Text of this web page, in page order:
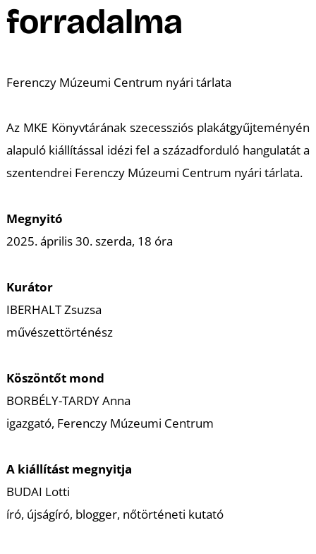
forradalma
Ferenczy Múzeumi Centrum nyári tárlata
Az MKE Könyvtárának szecessziós plakátgyűjteményén
alapuló kiállítással idézi fel a századforduló hangulatát a
szentendrei Ferenczy Múzeumi Centrum nyári tárlata.
Megnyitó
2025. április 30. szerda, 18 óra
Kurátor
IBERHALT Zsuzsa
művészettörténész
Köszöntőt mond
BORBÉLY-TARDY Anna
igazgató, Ferenczy Múzeumi Centrum
A kiállítást megnyitja
BUDAI Lotti
író, újságíró, blogger, nőtörténeti kutató